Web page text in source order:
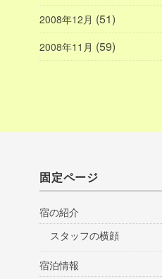
2008年12月 (51)
2008年11月 (59)
固定ページ
宿の紹介
スタッフの横顔
宿泊情報